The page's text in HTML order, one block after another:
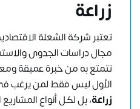
زراعة
تعتبر شركة الشعلة
مجال دراسات الجدوى
تتمتع به من خبرة عميقة
الأول ليس فقط لمن يرغب
زراعة، بل لكل أنواع